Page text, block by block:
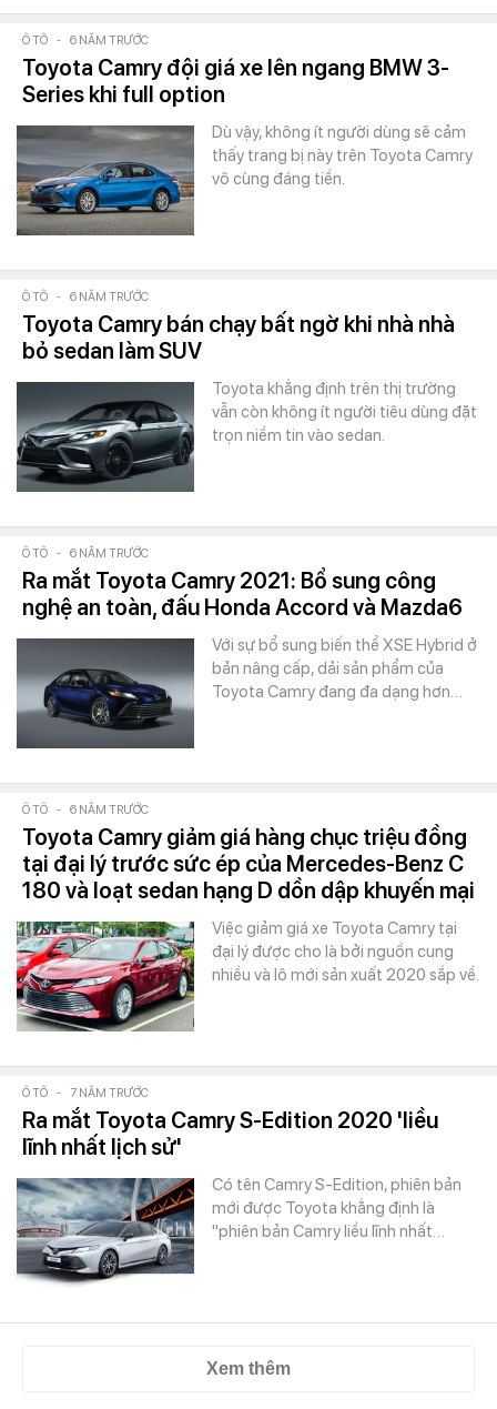
Ô TÔ - 6 NĂM TRƯỚC
Toyota Camry đội giá xe lên ngang BMW 3-
Series khi full option
Dù vậy, không ít người dùng sẽ cảm
thấy trang bị này trên Toyota Camry
vô cùng đáng tiền.
Ô TÔ - 6 NĂM TRƯỚC
Toyota Camry bán chạy bất ngờ khi nhà nhà
bỏ sedan làm SUV
Toyota khẳng định trên thị trường
vẫn còn không ít người tiêu dùng đặt
trọn niềm tin vào sedan.
Ô TÔ - 6 NĂM TRƯỚC
Ra mắt Toyota Camry 2021: Bổ sung công
nghệ an toàn, đấu Honda Accord và Mazda6
Với sự bổ sung biến thể XSE Hybrid ở
bản nâng cấp, dải sản phẩm của
Toyota Camry đang đa dạng hơn…
Ô TÔ - 6 NĂM TRƯỚC
Toyota Camry giảm giá hàng chục triệu đồng
tại đại lý trước sức ép của Mercedes-Benz C
180 và loạt sedan hạng D dồn dập khuyến mại
Việc giảm giá xe Toyota Camry tại
đại lý được cho là bởi nguồn cung
nhiều và lô mới sản xuất 2020 sắp về.
Ô TÔ - 7 NĂM TRƯỚC
Ra mắt Toyota Camry S-Edition 2020 'liều
lĩnh nhất lịch sử'
Có tên Camry S-Edition, phiên bản
mới được Toyota khẳng định là
"phiên bản Camry liều lĩnh nhất…
Xem thêm